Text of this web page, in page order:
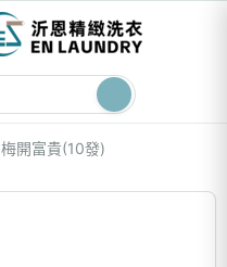
梅開富貴(10發)